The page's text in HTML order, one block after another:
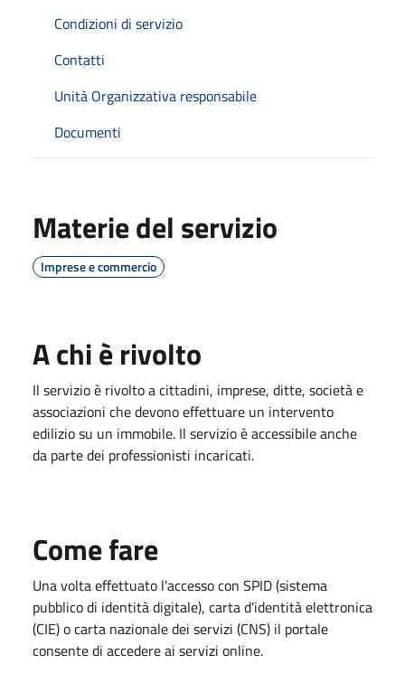
Condizioni di servizio
Contatti
Unità Organizzativa responsabile
Documenti
Materie del servizio
Imprese e commercio
A chi è rivolto
Il servizio è rivolto a cittadini, imprese, ditte, società e
associazioni che devono effettuare un intervento
edilizio su un immobile. Il servizio è accessibile anche
da parte dei professionisti incaricati.
Come fare
Una volta effettuato l'accesso con SPID (sistema
pubblico di identità digitale), carta d’identità elettronica
(CIE) o carta nazionale dei servizi (CNS) il portale
consente di accedere ai servizi online.